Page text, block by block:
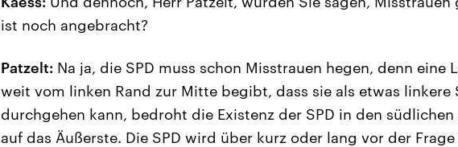
ist noch angebracht?
Patzelt: Na ja, die SPD muss schon Misstrauen hegen, denn eine
weit vom linken Rand zur Mitte begibt, dass sie als etwas linkere
durchgehen kann, bedroht die Existenz der SPD in den
auf das Äußerste. Die SPD wird über kurz oder lang vor der